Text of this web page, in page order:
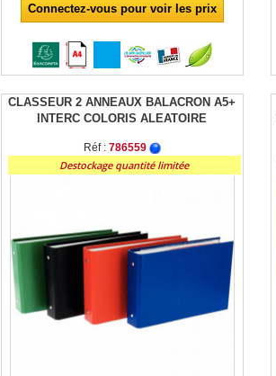
Connectez-vous pour voir les prix
CLASSEUR 2 ANNEAUX BALACRON A5+
INTERC COLORIS ALEATOIRE
Réf : 786559
Destockage quantité limitée